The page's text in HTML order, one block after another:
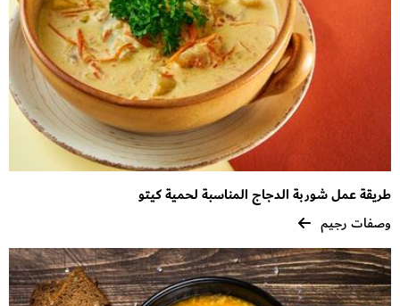
طريقة عمل شوربة الدجاج المناسبة لحمية كيتو
وصفات رجيم